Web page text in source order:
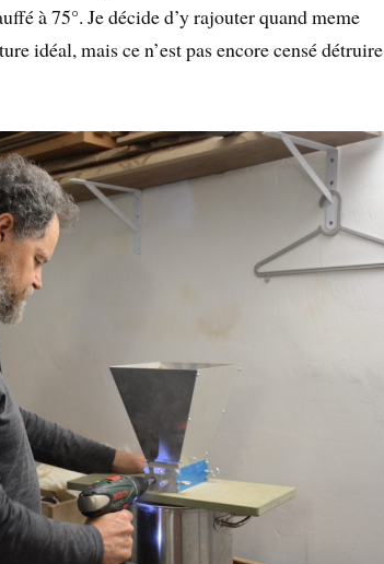
à 75°. Je décide d’y rajouter quand meme
idéal, mais ce n’est pas encore censé détruire